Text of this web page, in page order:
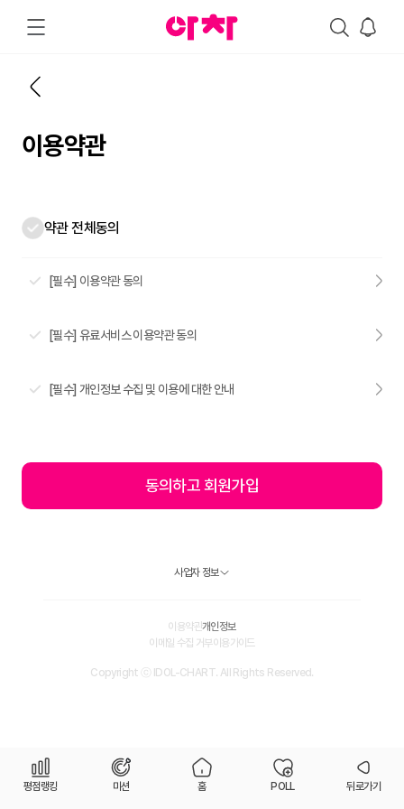
이용약관
약관 전체동의
[필수] 이용약관 동의
[필수] 유료서비스 이용약관 동의
[필수] 개인정보 수집 및 이용에 대한 안내
동의하고 회원가입
사업자 정보
이용약관개인정보
이메일 수집 거부이용가이드
Copyright ⓒ IDOL-CHART. All Rights Reserved.
평점랭킹 미션 홈 POLL 뒤로가기